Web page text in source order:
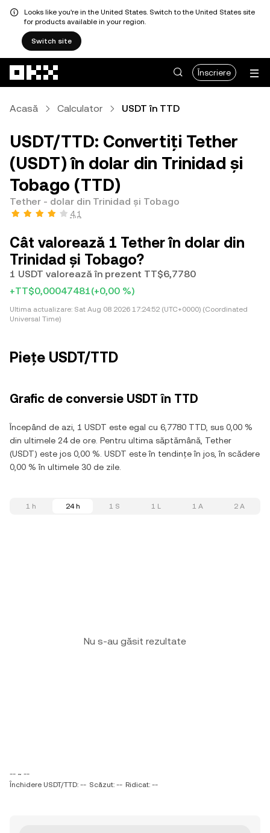
Looks like you're in the United States. Switch to the United States site
for products available in your region.
Switch site
Înscriere
Acasă Calculator USDT în TTD
USDT/TTD: Convertiți Tether
(USDT) în dolar din Trinidad și
Tobago (TTD)
Tether - dolar din Trinidad și Tobago
4,1
Cât valorează 1 Tether în dolar din
Trinidad și Tobago?
1 USDT valorează în prezent TT$6,7780
+TT$0,00047481(+0,00 %)
Ultima actualizare: Sat Aug 08 2026 17:24:52 (UTC+0000) (Coordinated
Universal Time)
Piețe USDT/TTD
Grafic de conversie USDT în TTD
Începând de azi, 1 USDT este egal cu 6,7780 TTD, sus 0,00 %
din ultimele 24 de ore. Pentru ultima săptămână, Tether
(USDT) este jos 0,00 %. USDT este în tendințe în jos, în scădere
0,00 % în ultimele 30 de zile.
1 h 24 h 1 S 1 L 1 A 2 A
Nu s-au găsit rezultate
-- ~ --
Închidere USDT/TTD: -- Scăzut: -- Ridicat: --